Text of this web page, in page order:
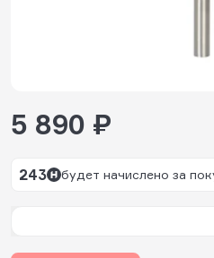
5 890 ₽
243 будет начислено за